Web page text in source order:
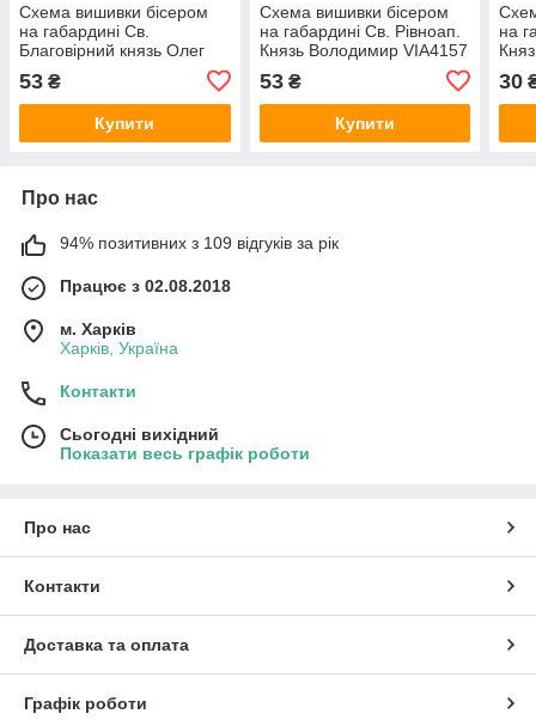
Схема вишивки бісером
на габардині Св.
Благовірний князь Олег
53 ₴
Купити
Схема вишивки бісером
на габардині Св. Рівноап.
Князь Володимир VIA4157
53₴
Купити
на
30
Про нас
94% позитивних з 109 відгуків за рік
Працює з 02.08.2018
м. Харків
Харків, Україна
Контакти
Сьогодні вихідний
Показати весь графік роботи
Про нас
Контакти
Доставка та оплата
Графік роботи